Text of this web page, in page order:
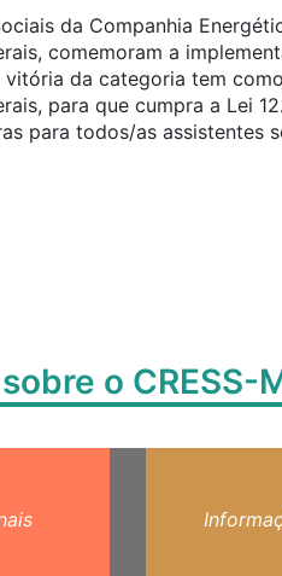
da Companhia
comemoram a
vitória da categoria tem
para que cumpra a Lei
para todos/as assistentes
o CRESS-